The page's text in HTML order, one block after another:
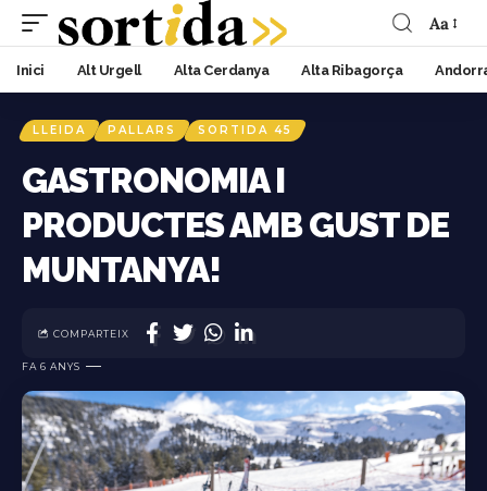
Aa
Inici Alt Urgell Alta Cerdanya Alta Ribagorça
LLEIDA PALLARS SORTIDA 45
GASTRONOMIA I
PRODUCTES AMB GUST DE
MUNTANYA!
FA 6 ANYS
COMPARTEIX